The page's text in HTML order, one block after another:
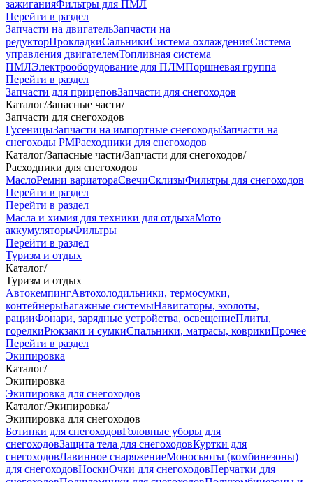
зажиганияФильтры для ПМЛ
Перейти в раздел
Запчасти на двигательЗапчасти на
редукторПрокладкиСальникиСистема охлажденияСистема
управления двигателемТопливная система
ПМЛЭлектрооборудование для ПЛМПоршневая группа
Перейти в раздел
Запчасти для прицеповЗапчасти для снегоходов
Каталог/Запасные части/
Запчасти для снегоходов
ГусеницыЗапчасти на импортные снегоходыЗапчасти на
снегоходы РМРасходники для снегоходов
Каталог/Запасные части/Запчасти для снегоходов/
Расходники для снегоходов
МаслоРемни вариатораСвечиСклизыФильтры для снегоходов
Перейти в раздел
Перейти в раздел
Масла и химия для техники для отдыхаМото
аккумуляторыФильтры
Перейти в раздел
Туризм и отдых
Каталог/
Туризм и отдых
АвтокемпингАвтохолодильники, термосумки,
контейнерыБагажные системыНавигаторы, эхолоты,
рацииФонари, зарядные устройства, освещениеПлиты,
горелкиРюкзаки и сумкиСпальники, матрасы, коврикиПрочее
Перейти в раздел
Экипировка
Каталог/
Экипировка
Экипировка для снегоходов
Каталог/Экипировка/
Экипировка для снегоходов
Ботинки для снегоходовГоловные уборы для
снегоходовЗащита тела для снегоходовКуртки для
снегоходовЛавинное снаряжениеМоносьюты (комбинезоны)
для снегоходовНоскиОчки для снегоходовПерчатки для